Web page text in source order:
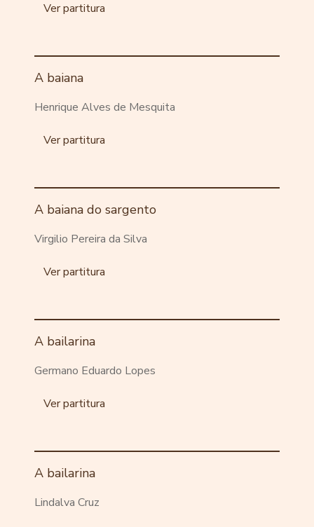
Ver partitura
A baiana
Henrique Alves de Mesquita
Ver partitura
A baiana do sargento
Virgilio Pereira da Silva
Ver partitura
A bailarina
Germano Eduardo Lopes
Ver partitura
A bailarina
Lindalva Cruz